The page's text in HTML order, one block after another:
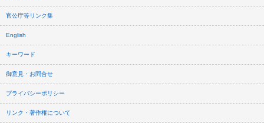
官公庁等リンク集
English
キーワード
御意見・お問合せ
プライバシーポリシー
リンク・著作権について